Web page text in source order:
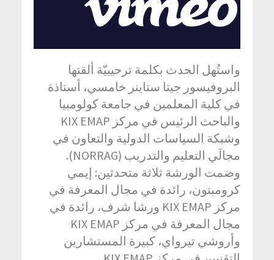
واستُهل الحدث بكلمة ترحيبيّة ألقتها
البروفيسور جيتا ستاينر خامسي، أستاذة
في كلية المعلمين في جامعة كولومبيا
والباحث الرئيس في مركز KIX EMAP
وشبكة السياسات الدولية والتعاون في
مجالَي التعليم والتدريب (NORRAG).
وضمت الورشة ثلاثة متحدثين: إيمي
كرومبتون، رائدة في مجال المعرفة في
مركز KIX EMAP ورشا شرف، رائدة في
مجال المعرفة في مركز KIX EMAP
وأروشي تيرواي، كبيرة المستشارين